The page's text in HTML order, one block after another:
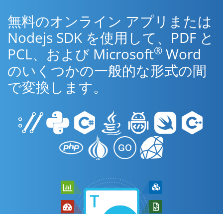
無料のオンライン アプリまたは
Nodejs SDK を使用して、PDF と
PCL、および Microsoft® Word
のいくつかの一般的な形式の間
で変換します。